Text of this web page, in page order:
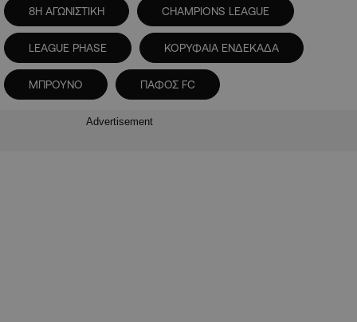
8Η ΑΓΩΝΙΣΤΙΚΗ CHAMPIONS LEAGUE
LEAGUE PHASE ΚΟΡΥΦΑΙΑ ΕΝΔΕΚΑΔΑ
ΜΠΡΟΥΝΟ ΠΑΦΟΣ FC
Advertisement